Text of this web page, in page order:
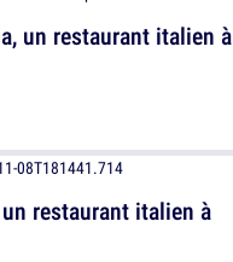
restaurant italien à
un restaurant italien à